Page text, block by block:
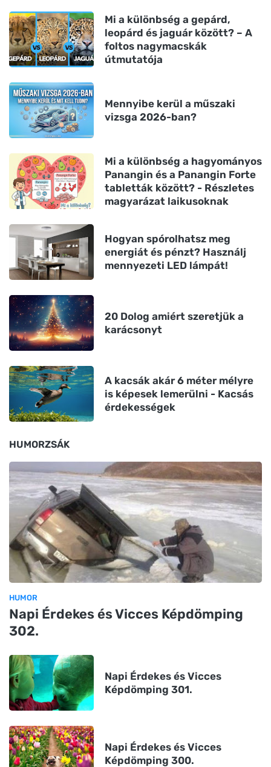
Mi a különbség a gepárd,
leopárd és jaguár között? – A
foltos nagymacskák
útmutatója
Mennyibe kerül a műszaki
vizsga 2026-ban?
Mi a különbség a hagyományos
Panangin és a Panangin Forte
tabletták között? - Részletes
magyarázat laikusoknak
Hogyan spórolhatsz meg
energiát és pénzt? Használj
mennyezeti LED lámpát!
20 Dolog amiért szeretjük a
karácsonyt
A kacsák akár 6 méter mélyre
is képesek lemerülni - Kacsás
érdekességek
HUMORZSÁK
HUMOR
Napi Érdekes és Vicces Képdömping
302.
Napi Érdekes és Vicces
Képdömping 301.
Napi Érdekes és Vicces
Képdömping 300.